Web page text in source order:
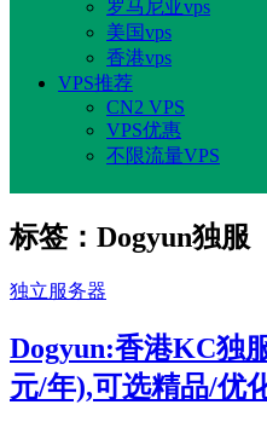
罗马尼亚vps
美国vps
香港vps
VPS推荐
CN2 VPS
VPS优惠
不限流量VPS
标签：Dogyun独服
独立服务器
Dogyun:香港KC独
元/年),可选精品/优